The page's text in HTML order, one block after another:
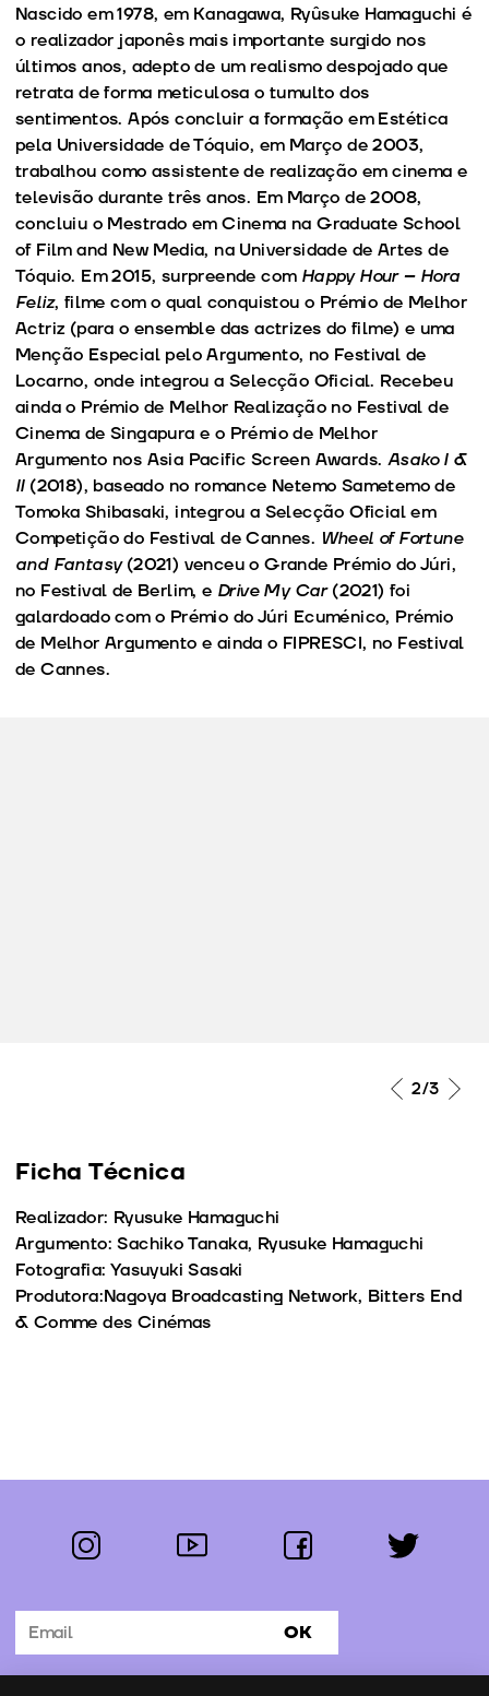
Nascido em 1978, em Kanagawa, Ryûsuke Hamaguchi é
o realizador japonês mais importante surgido nos
últimos anos, adepto de um realismo despojado que
retrata de forma meticulosa o tumulto dos
sentimentos. Após concluir a formação em Estética
pela Universidade de Tóquio, em Março de 2003,
trabalhou como assistente de realização em cinema e
televisão durante três anos. Em Março de 2008,
concluiu o Mestrado em Cinema na Graduate School
of Film and New Media, na Universidade de Artes de
Tóquio. Em 2015, surpreende com Happy Hour – Hora
Feliz, filme com o qual conquistou o Prémio de Melhor
Actriz (para o ensemble das actrizes do filme) e uma
Menção Especial pelo Argumento, no Festival de
Locarno, onde integrou a Selecção Oficial. Recebeu
ainda o Prémio de Melhor Realização no Festival de
Cinema de Singapura e o Prémio de Melhor
Argumento nos Asia Pacific Screen Awards. Asako I &
II(2018), baseado no romance Netemo Sametemo de
Tomoka Shibasaki, integrou a Selecção Oficial em
Competição do Festival de Cannes. Wheel of Fortune
and Fantasy(2021) venceu o Grande Prémio do Júri,
no Festival de Berlim, e Drive My Car(2021) foi
galardoado com o Prémio do Júri Ecuménico, Prémio
de Melhor Argumento e ainda o FIPRESCI, no Festival
de Cannes.
2/3
Ficha Técnica
Realizador: Ryusuke Hamaguchi
Argumento: Sachiko Tanaka, Ryusuke Hamaguchi
Fotografia: Yasuyuki Sasaki
Produtora:Nagoya Broadcasting Network, Bitters End
& Comme des Cinémas
Segue-nos:
instagram youtube facebook twitter
Subscrever Newsletter OK